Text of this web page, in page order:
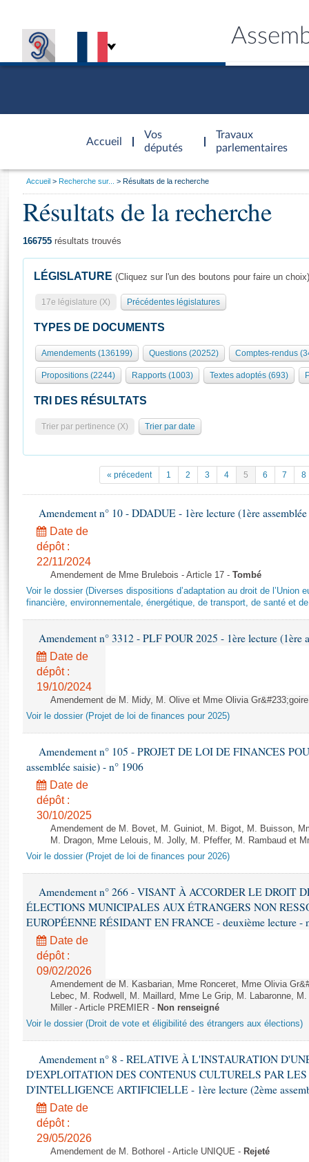
Accueil
d'accueil
Vos
députés
Travaux
parlementaires
Présidence
577 députés
Groupes politiques
Séance publique
Commissions et autres organes
Europe et International
Pétitions
Projets de loi
Propositions de loi
Amendements
Textes adoptés
Rapports d'information
Rapports d'enquête
Rapports législatifs
Rapports sur l'application des lois
Baromètre de l’application des lois
Dossiers législatifs
Questions écrites et orales
Comptes rendus des débats
Général
Rôle et pouvoirs de l'Assemblée
Organisation de l'Assemblée
Présidence Conférence des Présidents Bureau Collège des
Statistiques et chiffres clés
Documents de référence
( Constitution | Règlement de l'Assemblée ... )
Histoire
Juniors
Anciennes législatures
Liens vers les sites publics
Visiter l'Assemblée
Visite virtuelle du palais Bourbon
Assister à une séance
La Bibliothèque
Contacts et plan d'accès
Photos libres de droit
Vous
Accueil Recherche sur... Résultats de la recherche
Résultats de la recherche
166755 résultats trouvés
LÉGISLATURE (Cliquez sur l'un des boutons pour faire un choix)
17e législature (X) Précédentes législatures
TYPES DE DOCUMENTS
Amendements (136199) Questions (20252) Comptes-rendus
Propositions (2244) Rapports (1003) Textes adoptés (693)
TRI DES RÉSULTATS
Trier par pertinence (X) Trier par date
« précedent 1 2 3 4 5 6 7 8
Amendement n° 10 - DDADUE - 1ère lecture (1ère
Date de
dépôt :
22/11/2024
Amendement de Mme Brulebois - Article 17 - Tombé
Voir le dossier (Diverses dispositions d’adaptation au droit de l’Union
financière, environnementale, énergétique, de transport, de santé et
Amendement n° 3312 - PLF POUR 2025 - 1ère lecture (1ère
Date de
dépôt :
19/10/2024
Amendement de M. Midy, M. Olive et Mme Olivia
Voir le dossier (Projet de loi de finances pour 2025)
Amendement n° 105 - PROJET DE LOI DE FINANCES
assemblée saisie) - n° 1906
Date de
dépôt :
30/10/2025
Amendement de M. Bovet, M. Guiniot, M. Bigot, M. Buisson,
M. Dragon, Mme Lelouis, M. Jolly, M. Pfeffer, M. Rambaud et
Voir le dossier (Projet de loi de finances pour 2026)
Amendement n° 266 - VISANT À ACCORDER LE DROIT
ÉLECTIONS MUNICIPALES AUX ÉTRANGERS NON
EUROPÉENNE RÉSIDANT EN FRANCE - deuxième lecture -
Date de
dépôt :
09/02/2026
Amendement de M. Kasbarian, Mme Ronceret, Mme Olivia
Lebec, M. Rodwell, M. Maillard, Mme Le Grip, M. Labaronne,
Miller - Article PREMIER - Non renseigné
Voir le dossier (Droit de vote et éligibilité des étrangers aux élections)
Amendement n° 8 - RELATIVE À L'INSTAURATION
D'EXPLOITATION DES CONTENUS CULTURELS PAR LES
D'INTELLIGENCE ARTIFICIELLE - 1ère lecture (2ème
Date de
dépôt :
29/05/2026
Amendement de M. Bothorel - Article UNIQUE - Rejeté